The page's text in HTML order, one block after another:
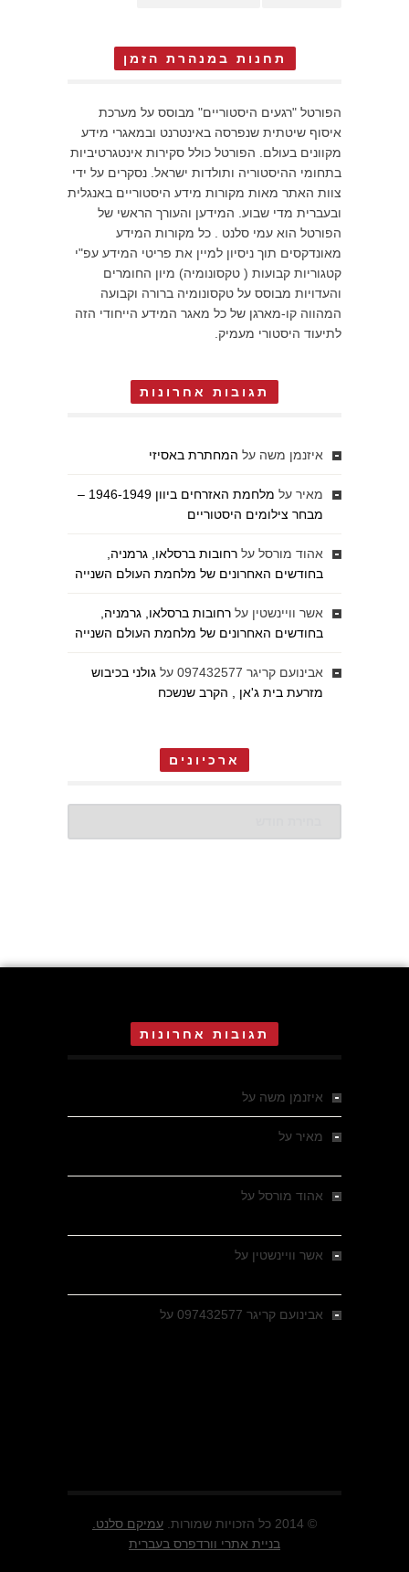
תחנות במנהרת הזמן
הפורטל "רגעים היסטוריים" מבוסס על מערכת
איסוף שיטתית שנפרסה באינטרנט ובמאגרי מידע
מקוונים בעולם. הפורטל כולל סקירות אינטגרטיביות
בתחומי ההיסטוריה ותולדות ישראל. נסקרים על ידי
צוות האתר מאות מקורות מידע היסטוריים באנגלית
ובעברית מדי שבוע. המידען והעורך הראשי של
הפורטל הוא עמי סלנט . כל מקורות המידע
מאונדקסים תוך ניסיון למיין את פריטי המידע עפ"י
קטגוריות קבועות ( טקסונומיה) מיון החומרים
והעדויות מבוסס על טקסונומיה ברורה וקבועה
המהווה קו-מארגן של כל מאגר המידע הייחודי הזה
לתיעוד היסטורי מעמיק.
תגובות אחרונות
איזנמן משה על המחתרת באסיזי
מאיר על
מלחמת האזרחים ביוון 1946-1949 –
מבחר צילומים היסטוריים
אהוד מורסל על רחובות ברסלאו, גרמניה,
בחודשים האחרונים של מלחמת העולם השנייה
אשר וויינשטין על רחובות ברסלאו, גרמניה,
בחודשים האחרונים של מלחמת העולם השנייה
אבינועם קריגר 097432577 על גולני בכיבוש
מזרעת בית ג'אן , הקרב שנשכח
ארכיונים
תגובות אחרונות
איזנמן משה על
מאיר על
אהוד מורסל על
אשר וויינשטין על
אבינועם קריגר 097432577 על
© 2014 כל הזכויות שמורות.
עמיקם סלנט.
בניית אתרי וורדפרס בעברית